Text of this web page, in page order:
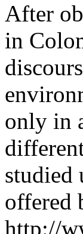
After
in
only in
studied
offered
http://